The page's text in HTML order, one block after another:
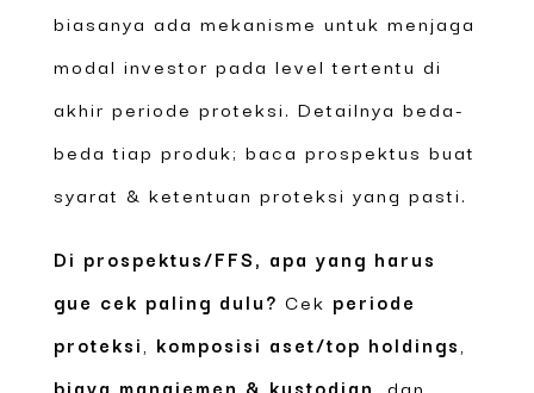
biasanya ada mekanisme untuk menjaga
modal investor pada level tertentu di
akhir periode proteksi. Detailnya beda-
beda tiap produk; baca prospektus buat
syarat & ketentuan proteksi yang pasti.
Di prospektus/FFS, apa yang harus
gue cek paling dulu? Cek periode
proteksi
komposisi aset/top holdings
biaya manajemen & kustodian , dan